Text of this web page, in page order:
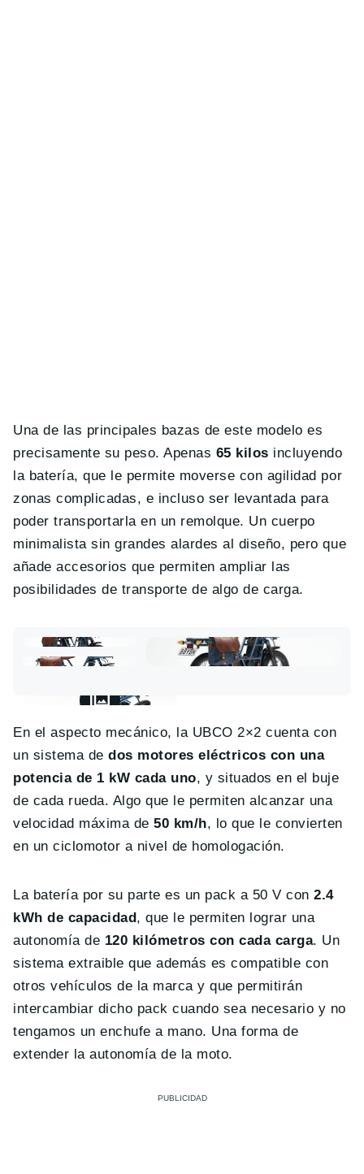
Una de las principales bazas de este modelo es
precisamente su peso. Apenas 65 kilos incluyendo
la batería, que le permite moverse con agilidad por
zonas complicadas, e incluso ser levantada para
poder transportarla en un remolque. Un cuerpo
minimalista sin grandes alardes al diseño, pero que
añade accesorios que permiten ampliar las
posibilidades de transporte de algo de carga.
En el aspecto mecánico, la UBCO 2×2 cuenta con
un sistema dedos motores eléctricos con una
potencia de 1 kW cada uno, y situados en el buje
de cada rueda. Algo que le permiten alcanzar una
velocidad máxima de50 km/h, lo que le convierten
en un ciclomotor a nivel de homologación.
La batería por su parte es un pack a 50 V con2.4
kWh de capacidad , que le permiten lograr una
autonomía de 120 kilómetros con cada carga. Un
sistema extraible que además es compatible con
otros vehículos de la marca y que permitirán
intercambiar dicho pack cuando sea necesario y no
tengamos un enchufe a mano. Una forma de
extender la autonomía de la moto.